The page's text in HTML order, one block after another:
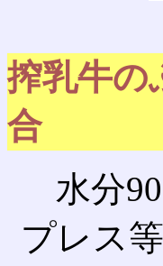
搾乳牛の
合
水分90
プレス